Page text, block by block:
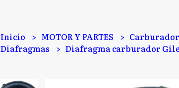
Inicio MOTOR Y PARTES
Diafragmas
Diafragma carburador